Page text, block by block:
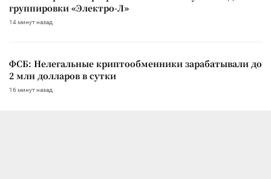
группировки «Электро-Л»
14 минут назад
ФСБ: Нелегальные криптообменники зарабатывали до
2 млн долларов в сутки
16 минут назад